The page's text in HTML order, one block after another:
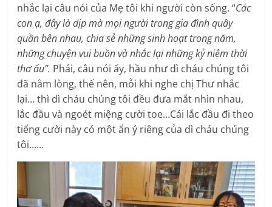
nhắc lại câu nói của Mẹ tôi khi người còn sống. “Các
con ạ, đây là dịp mà mọi người trong gia đình quây
quần bên nhau, chia sẻ những sinh hoạt trong năm,
những chuyện vui buồn và nhắc lại những kỷ niệm thời
thơ ấu”. Phải, câu nói ấy, hầu như dì cháu chúng tôi
đã nằm lòng, thế nên, mỗi khi nghe chị Thư nhắc
lại… thì dì cháu chúng tôi đều đưa mắt nhìn nhau,
lắc đầu và ngoét miệng cười toe…Cái lắc đầu đi theo
tiếng cười này có một ẩn ý riêng của dì cháu chúng
tôi……